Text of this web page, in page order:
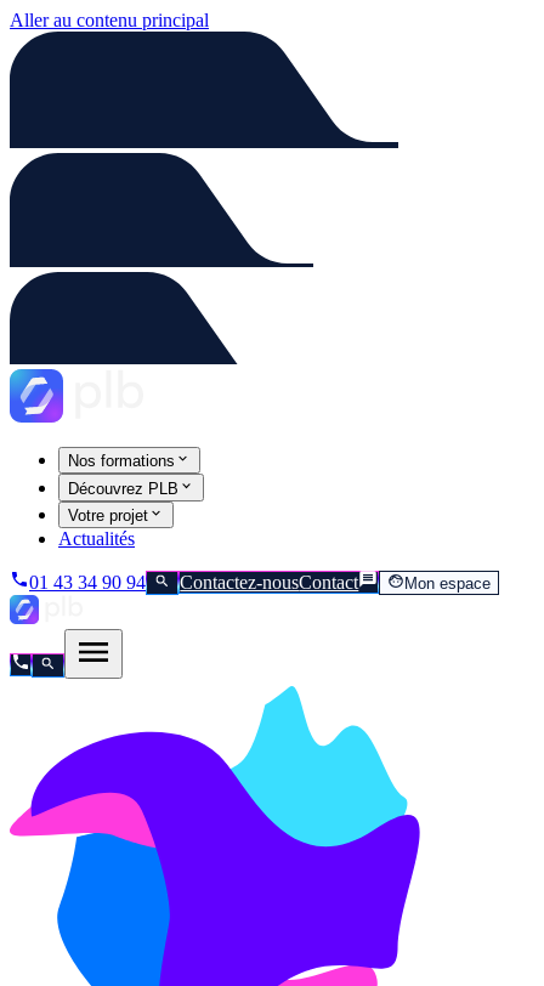
Aller au contenu principal
Nos formations
Découvrez PLB
Votre projet
Actualités
01 43 34 90 94 Contactez-nousContact Mon espace